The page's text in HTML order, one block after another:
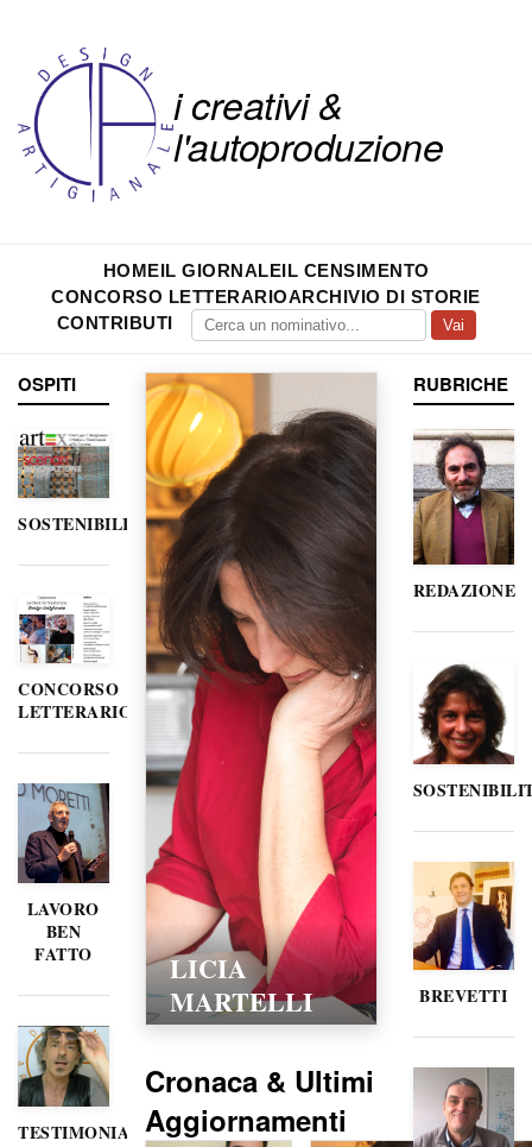
i creativi &
l'autoproduzione
HOMEIL GIORNALEIL CENSIMENTO
CONCORSO LETTERARIOARCHIVIO DI STORIE
CONTRIBUTI
Vai
OSPITI
SOSTENIBILITÀ
CONCORSO
LETTERARIO
LAVORO
BEN
FATTO
TESTIMONIANZE
LICIA
MARTELLI
Cronaca & Ultimi
Aggiornamenti
RUBRICHE
REDAZIONE
BREVETTI